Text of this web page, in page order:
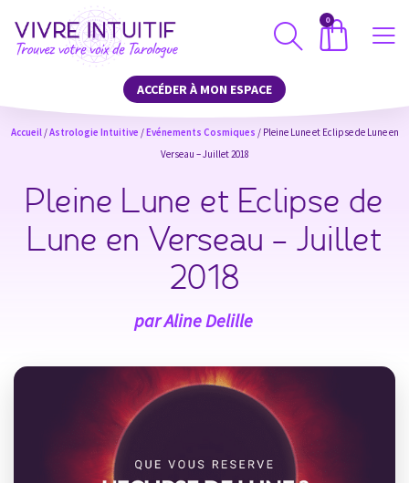
0
ACCÉDER À MON ESPACE
Accueil/Astrologie Intuitive /Evénements Cosmiques / Pleine Lune et Eclipse de Lune en
Verseau – Juillet 2018
Pleine Lune et Eclipse de
Lune en Verseau – Juillet
2018
parAline Delille